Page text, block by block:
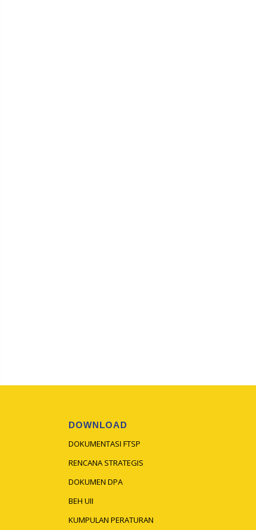
DOWNLOAD
DOKUMENTASI FTSP
RENCANA STRATEGIS
DOKUMEN DPA
BEH UII
KUMPULAN PERATURAN